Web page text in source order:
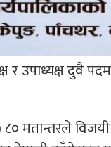
उपाध्यक्ष दुवै
मतान्तरले